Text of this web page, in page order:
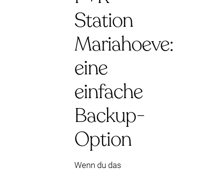
Station
Mariahoeve:
eine
einfache
Backup-
Option
Wenn du das